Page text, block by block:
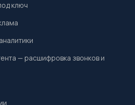
ключ
— расшифровка звонков и